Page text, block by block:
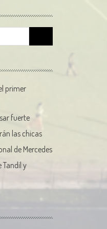
primer
fuerte
las chicas
de Mercedes
Tandil y